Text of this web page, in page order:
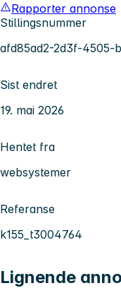
Rapporter annonse
Stillingsnummer
afd85ad2-2d3f-4505-
Sist endret
19. mai 2026
Hentet fra
websystemer
Referanse
k155_t3004764
Lignende